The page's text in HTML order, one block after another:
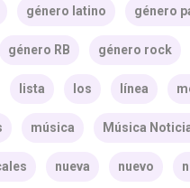
género latino género
género RB género rock
lista los línea
música Música
nueva nuevo